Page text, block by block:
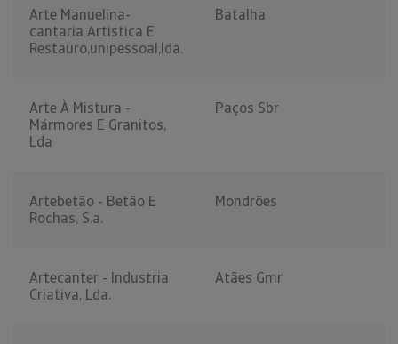
Arte Manuelina-
cantaria Artistica E
Restauro,unipessoal,lda.
Batalha
Arte À Mistura -
Mármores E Granitos,
Lda
Paços Sbr
Artebetão - Betão E
Rochas, S.a.
Mondrões
Artecanter - Industria
Criativa, Lda.
Atães Gmr